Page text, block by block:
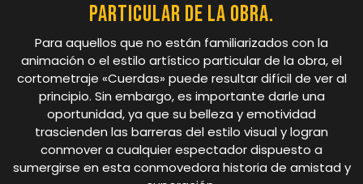
particular de la obra.
Para aquellos que no están familiarizados con la
animación o el estilo artístico particular de la obra, el
cortometraje «Cuerdas» puede resultar difícil de ver al
principio. Sin embargo, es importante darle una
oportunidad, ya que su belleza y emotividad
trascienden las barreras del estilo visual y logran
conmover a cualquier espectador dispuesto a
sumergirse en esta conmovedora historia de amistad y